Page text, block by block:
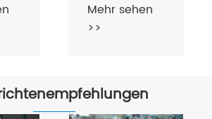
Mehr sehen
>>